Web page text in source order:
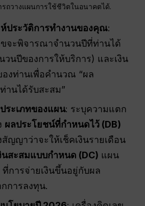
ถวางแผนการใช้ชีวิตในอนาคตได้.
ห์ประวัติการทำงานของคุณ:
ขจะพิจารณาจำนวนปีที่ท่านได้
วนปีของการให้บริการ) และเงิน
องท่านเพื่อคำนวณ “ผล
านได้รับสะสม”
ระเภทของแผน: ระบุความแตก
ผลประโยชน์ที่กำหนดไว้ (DB)
ญญาว่าจะให้เช็คเงินรายเดือน
นสะสมแบบกำหนด (DC) แผน
ที่การจ่ายเงินขึ้นอยู่กับผล
การลงทุน.